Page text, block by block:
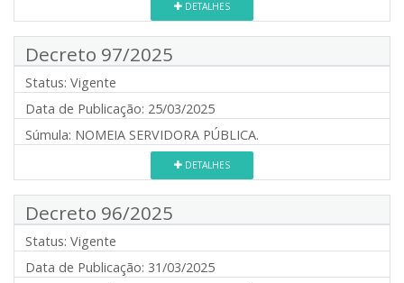
DETALHES
Decreto 97/2025
Status: Vigente
Data de Publicação: 25/03/2025
Súmula: NOMEIA SERVIDORA PÚBLICA.
DETALHES
Decreto 96/2025
Status: Vigente
Data de Publicação: 31/03/2025